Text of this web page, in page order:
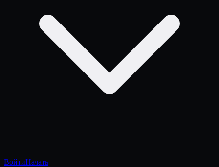
ВойтиНачать